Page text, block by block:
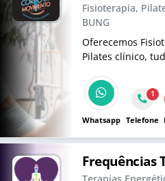
Fisioterapia,
BUNG
Oferecemos
Pilates clínico,
para que você
Whatsapp
1
Telefone
Frequências